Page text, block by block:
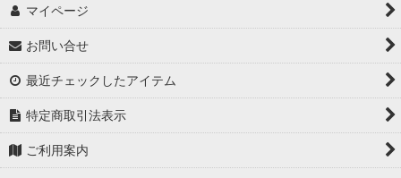
マイページ
お問い合せ
最近チェックしたアイテム
特定商取引法表示
ご利用案内